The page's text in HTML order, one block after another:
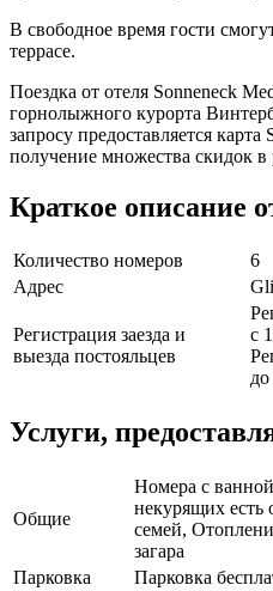
В свободное время гости
террасе.
Поездка от отеля Sonneneck
горнолыжного курорта
запросу предоставляется
получение множества скидок в
Краткое описание
Количество номеров
6
Адрес
Регистрация заезда и
выезда постояльцев
с
до
Услуги,
Общие
Номера с
некурящих есть
семей,
загара
Парковка
Парковка